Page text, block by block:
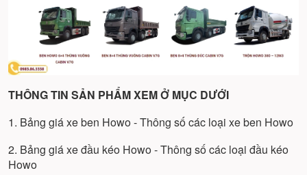
THÔNG TIN SẢN PHẨM XEM Ở MỤC DƯỚI
1. Bảng giá xe ben Howo - Thông số các loại xe ben Howo
2. Bảng giá xe đầu kéo Howo - Thông số các loại đầu kéo
Howo